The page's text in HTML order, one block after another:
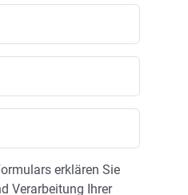
erklären Sie
Verarbeitung Ihrer